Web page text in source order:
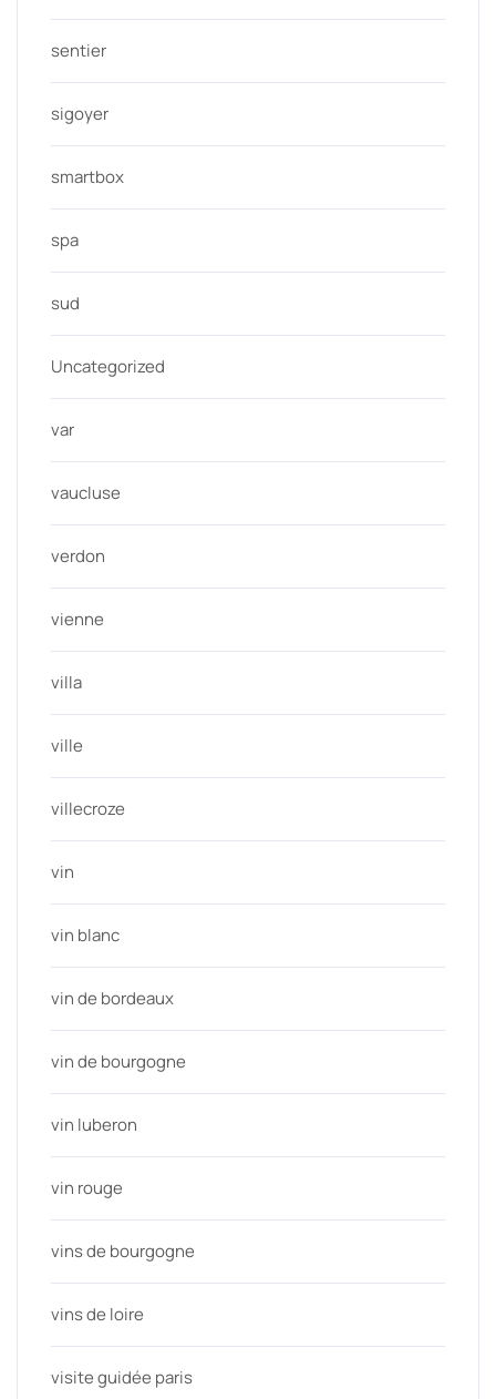
sentier
sigoyer
smartbox
spa
sud
Uncategorized
var
vaucluse
verdon
vienne
villa
ville
villecroze
vin
vin blanc
vin de bordeaux
vin de bourgogne
vin luberon
vin rouge
vins de bourgogne
vins de loire
visite guidée paris